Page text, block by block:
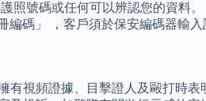
照號碼或任何可以辨認您的資料
碼」 ，客戶須於保安編碼器輸
有視頻證據、目擊證人及毆打時